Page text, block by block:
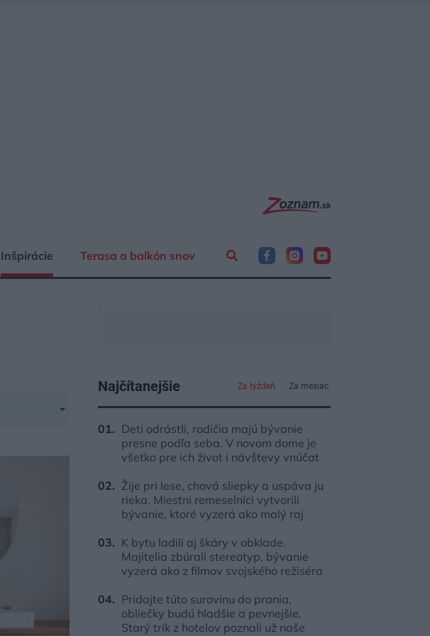
Inšpirácie Terasa a balkón snov
Najčítanejšie Za týždeň Za mesiac
Deti odrástli, rodičia majú bývanie
presne podľa seba. V novom dome je
všetko pre ich život i návštevy vnúčat
Žije pri lese, chová sliepky a uspáva ju
rieka. Miestni remeselníci vytvorili
bývanie, ktoré vyzerá ako malý raj
K bytu ladili aj škáry v obklade.
Majitelia zbúrali stereotyp, bývanie
vyzerá ako z filmov svojského režiséra
Pridajte túto surovinu do prania,
obliečky budú hladšie a pevnejšie.
Starý trik z hotelov poznali už naše